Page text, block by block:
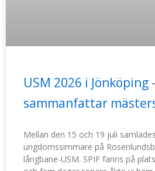
USM 2026 i Jönköping
sammanfattar
Mellan den 15 och 19 juli
ungdomssimmare på
långbane-USM. SPIF fanns på